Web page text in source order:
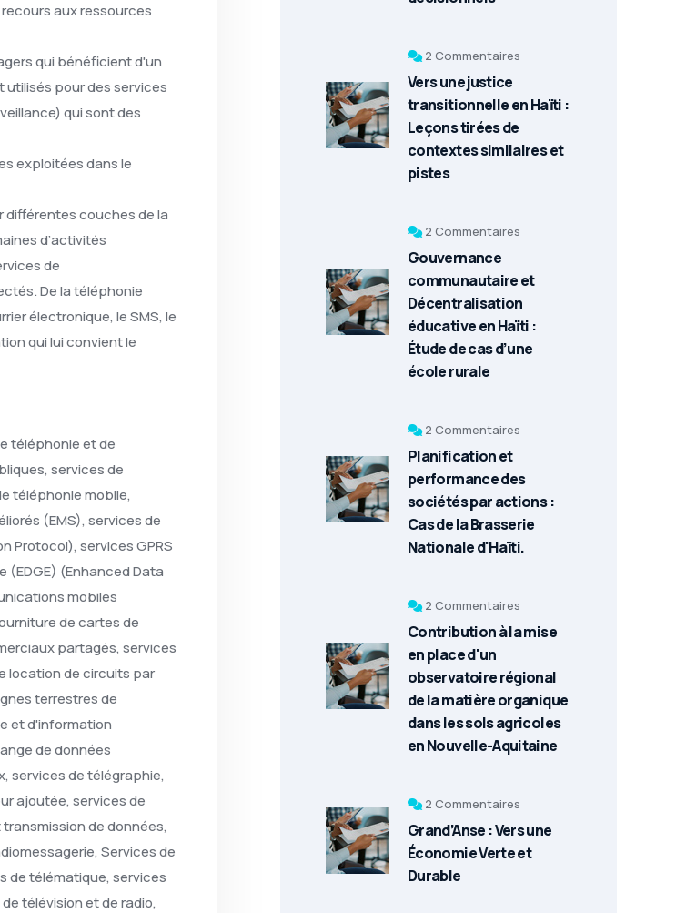
aux ressources
qui bénéficient d'un
pour des services
qui sont des
exploitées dans le
couches de la
d’activités
de
De la téléphonie
électronique, le SMS, le
qui lui convient le
téléphonie et de
services de
téléphonie mobile,
(EMS), services de
Protocol), services GPRS
(Enhanced Data
mobiles
de cartes de
partagés, services
location de circuits par
terrestres de
et d'information
de données
services de télégraphie,
ajoutée, services de
de données,
Services de
de télématique, services
télévision et de radio,
2 Commentaires
Vers une justice
transitionnelle en Haïti :
Leçons tirées de
contextes similaires et
pistes
2 Commentaires
Gouvernance
communautaire et
Décentralisation
éducative en Haïti :
Étude de cas d’une
école rurale
2 Commentaires
Planification et
performance des
sociétés par actions :
Cas de la Brasserie
Nationale d'Haïti.
2 Commentaires
Contribution à la mise
en place d'un
observatoire régional
de la matière organique
dans les sols agricoles
en Nouvelle-Aquitaine
2 Commentaires
Grand’Anse : Vers une
Économie Verte et
Durable